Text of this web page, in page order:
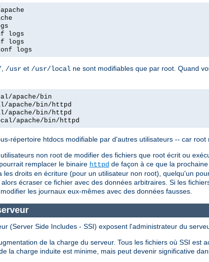
logs
logs
logs
, /usr et /usr/local ne sont modifiables que par root. Quand
apache/bin
apache/bin/httpd
apache/bin/httpd
apache/bin/httpd
répertoire htdocs modifiable par d'autres utilisateurs -- car
non root de modifier des fichiers que root écrit ou
remplacer le binaire httpd de façon à ce que la
les droits en écriture (pour un utilisateur non root), quelqu'un
écraser ce fichier avec des données arbitraires. Si les
les journaux eux-mêmes avec des données fausses.
(Server Side Includes - SSI) exposent l'administrateur du
de la charge du serveur. Tous les fichiers où SSI est
la charge induite est minime, mais peut devenir significative